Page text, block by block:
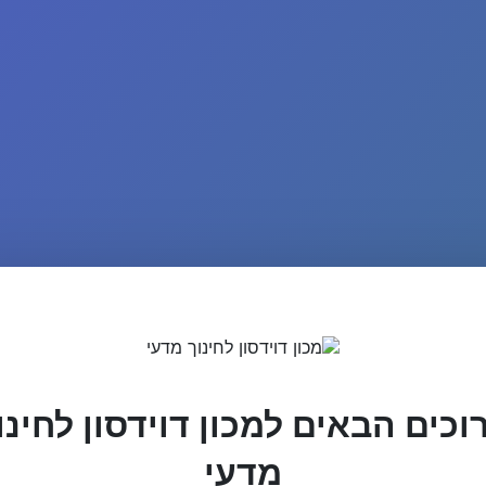
הבאים למכון דוידסון
מדעי